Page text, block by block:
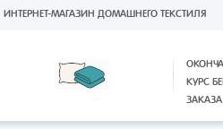
КУРС
ЗАКАЗА.
ИНТЕРНЕТ-МАГАЗИН ДОМАШНЕГО ТЕКСТИЛЯ